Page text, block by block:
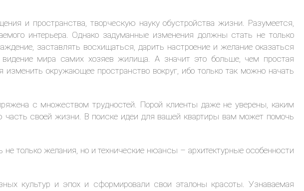
и пространства, творческую науку обустройства жизни. Разумеется,
интерьера. Однако задуманные изменения должны стать не только
заставлять восхищаться, дарить настроение и желание оказаться
видение мира самих хозяев жилища. А значит это больше, чем простая
окружающее пространство вокруг, ибо только так можно начать
с множеством трудностей. Порой клиенты даже не уверены, каким
своей жизни. В поиске идеи для вашей квартиры вам может помочь
только желания, но и технические нюансы – архитектурные особенности
культур и эпох и сформировали свои эталоны красоты. Узнаваемая